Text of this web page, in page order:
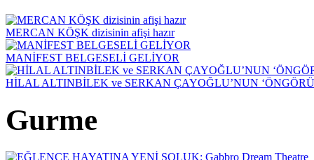
MERCAN KÖŞK dizisinin afişi hazır
MANİFEST BELGESELİ GELİYOR
HİLAL ALTINBİLEK ve SERKAN ÇAYOĞLU’NUN
Gurme